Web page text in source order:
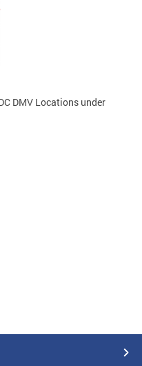
DMV Locations under